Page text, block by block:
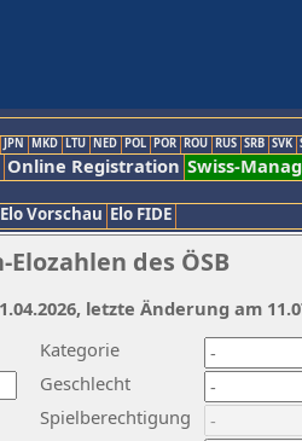
JPN MKD LTU NED POL POR ROU RUS SRB SVK
Online Registration Swiss-
Elo Vorschau Elo FIDE
des ÖSB
Kategorie
Geschlecht
Spielberechtigung
letzte Änderung am